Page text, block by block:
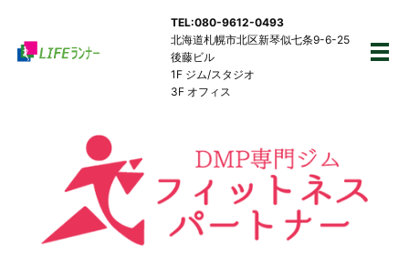
メ
TEL:080-9612-0493
北海道札幌市北区新琴似七条9-6-25
後藤ビル
1F ジム/スタジオ
3F オフィス